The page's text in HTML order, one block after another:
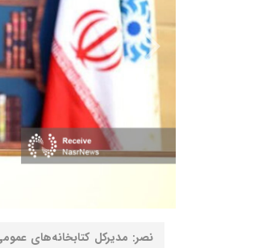
نصر: مدیرکل کتابخانه‌های